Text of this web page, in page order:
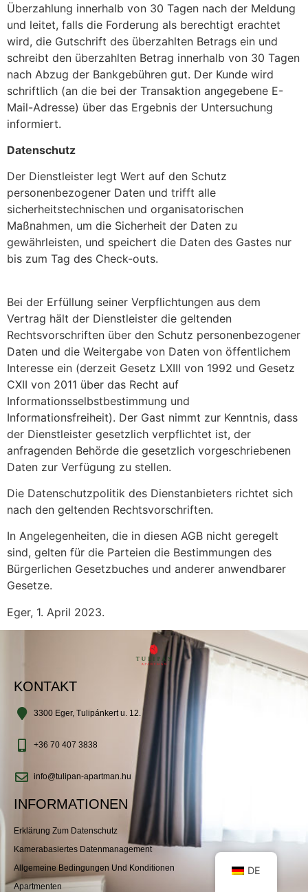
Überzahlung innerhalb von 30 Tagen nach der Meldung
und leitet, falls die Forderung als berechtigt erachtet
wird, die Gutschrift des überzahlten Betrags ein und
schreibt den überzahlten Betrag innerhalb von 30 Tagen
nach Abzug der Bankgebühren gut. Der Kunde wird
schriftlich (an die bei der Transaktion angegebene E-
Mail-Adresse) über das Ergebnis der Untersuchung
informiert.
Datenschutz
Der Dienstleister legt Wert auf den Schutz
personenbezogener Daten und trifft alle
sicherheitstechnischen und organisatorischen
Maßnahmen, um die Sicherheit der Daten zu
gewährleisten, und speichert die Daten des Gastes nur
bis zum Tag des Check-outs.
Bei der Erfüllung seiner Verpflichtungen aus dem
Vertrag hält der Dienstleister die geltenden
Rechtsvorschriften über den Schutz personenbezogener
Daten und die Weitergabe von Daten von öffentlichem
Interesse ein (derzeit Gesetz LXIII von 1992 und Gesetz
CXII von 2011 über das Recht auf
Informationsselbstbestimmung und
Informationsfreiheit). Der Gast nimmt zur Kenntnis, dass
der Dienstleister gesetzlich verpflichtet ist, der
anfragenden Behörde die gesetzlich vorgeschriebenen
Daten zur Verfügung zu stellen.
Die Datenschutzpolitik des Dienstanbieters richtet sich
nach den geltenden Rechtsvorschriften.
In Angelegenheiten, die in diesen AGB nicht geregelt
sind, gelten für die Parteien die Bestimmungen des
Bürgerlichen Gesetzbuches und anderer anwendbarer
Gesetze.
Eger, 1. April 2023.
KONTAKT
3300 Eger, Tulipánkert u. 12.
+36 70 407 3838
info@tulipan-apartman.hu
INFORMATIONEN
Erklärung Zum Datenschutz
Kamerabasiertes Datenmanagement
Allgemeine Bedingungen Und Konditionen
Apartmenten
DE